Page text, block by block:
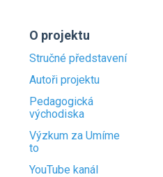
O projektu
Stručné představení
Autoři projektu
Pedagogická
východiska
Výzkum za Umíme
to
YouTube kanál